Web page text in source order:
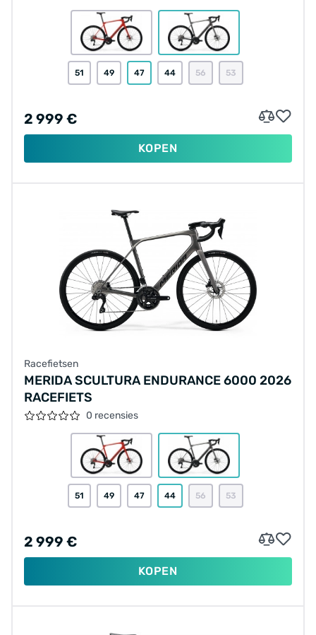
51 49 47 44 56 53
2 999 €
KOPEN
Racefietsen
MERIDA SCULTURA ENDURANCE 6000 2026
RACEFIETS
0 recensies
51 49 47 44 56 53
2 999 €
KOPEN